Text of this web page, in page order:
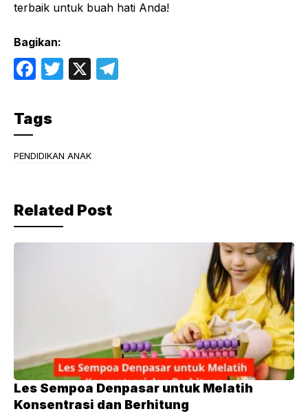
terbaik untuk buah hati Anda!
Bagikan:
F
c
e
b
o
k
T
X
Tags
PENDIDIKAN ANAK
Related Post
Les Sempoa Denpasar untuk Melatih
Konsentrasi dan Berhitung